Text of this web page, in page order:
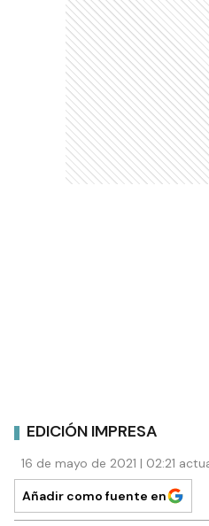
EDICIÓN IMPRESA
16 de mayo de 2021 | 02:21
Añadir como fuente en